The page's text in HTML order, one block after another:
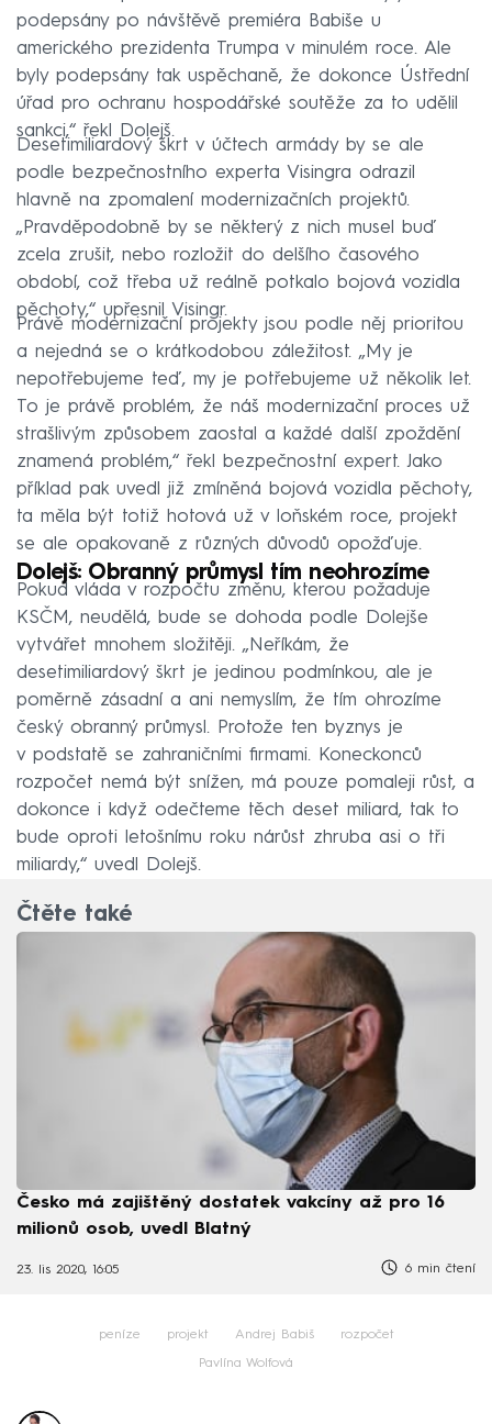
podepsány po návštěvě premiéra Babiše u
amerického prezidenta Trumpa v minulém roce. Ale
byly podepsány tak uspěchaně, že dokonce Ústřední
úřad pro ochranu hospodářské soutěže za to udělil
sankci,“ řekl Dolejš.
Desetimiliardový škrt v účtech armády by se ale
podle bezpečnostního experta Visingra odrazil
hlavně na zpomalení modernizačních projektů.
„Pravděpodobně by se některý z nich musel buď
zcela zrušit, nebo rozložit do delšího časového
období, což třeba už reálně potkalo bojová vozidla
pěchoty,“ upřesnil Visingr.
Právě modernizační projekty jsou podle něj prioritou
a nejedná se o krátkodobou záležitost. „My je
nepotřebujeme teď, my je potřebujeme už několik let.
To je právě problém, že náš modernizační proces už
strašlivým způsobem zaostal a každé další zpoždění
znamená problém,“ řekl bezpečnostní expert. Jako
příklad pak uvedl již zmíněná bojová vozidla pěchoty,
ta měla být totiž hotová už v loňském roce, projekt
se ale opakovaně z různých důvodů opožďuje.
Dolejš: Obranný průmysl tím neohrozíme
Pokud vláda v rozpočtu změnu, kterou požaduje
KSČM, neudělá, bude se dohoda podle Dolejše
vytvářet mnohem složitěji. „Neříkám, že
desetimiliardový škrt je jedinou podmínkou, ale je
poměrně zásadní a ani nemyslím, že tím ohrozíme
český obranný průmysl. Protože ten byznys je
v podstatě se zahraničními firmami. Koneckonců
rozpočet nemá být snížen, má pouze pomaleji růst, a
dokonce i když odečteme těch deset miliard, tak to
bude oproti letošnímu roku nárůst zhruba asi o tři
miliardy,“ uvedl Dolejš.
Čtěte také
Česko má zajištěný dostatek vakcíny až pro 16
milionů osob, uvedl Blatný
23. lis 2020, 16:05 6 min čtení
peníze projekt Andrej Babiš rozpočet
Pavlína Wolfová